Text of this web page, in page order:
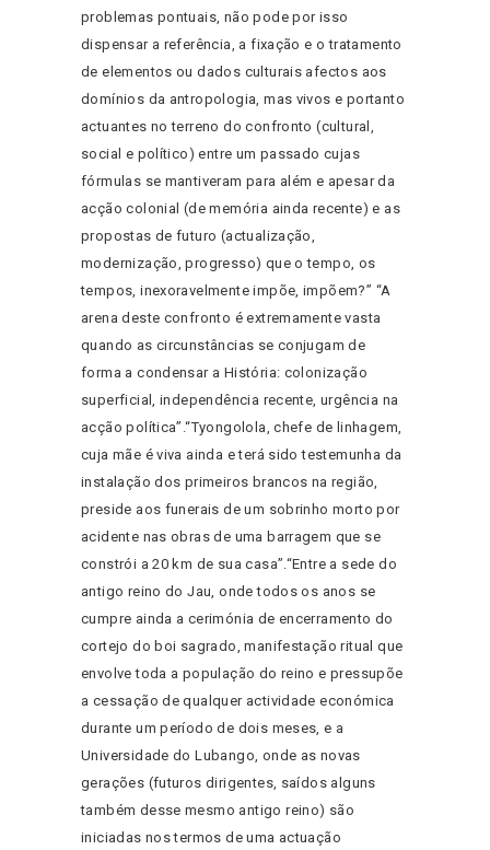
problemas pontuais, não pode por isso
dispensar a referência, a fixação e o tratamento
de elementos ou dados culturais afectos aos
domínios da antropologia, mas vivos e portanto
actuantes no terreno do confronto (cultural,
social e político) entre um passado cujas
fórmulas se mantiveram para além e apesar da
acção colonial (de memória ainda recente) e as
propostas de futuro (actualização,
modernização, progresso) que o tempo, os
tempos, inexoravelmente impõe, impõem?” “A
arena deste confronto é extremamente vasta
quando as circunstâncias se conjugam de
forma a condensar a História: colonização
superficial, independência recente, urgência na
acção política”.“Tyongolola, chefe de linhagem,
cuja mãe é viva ainda e terá sido testemunha da
instalação dos primeiros brancos na região,
preside aos funerais de um sobrinho morto por
acidente nas obras de uma barragem que se
constrói a 20 km de sua casa”.“Entre a sede do
antigo reino do Jau, onde todos os anos se
cumpre ainda a cerimónia de encerramento do
cortejo do boi sagrado, manifestação ritual que
envolve toda a população do reino e pressupõe
a cessação de qualquer actividade económica
durante um período de dois meses, e a
Universidade do Lubango, onde as novas
gerações (futuros dirigentes, saídos alguns
também desse mesmo antigo reino) são
iniciadas nos termos de uma actuação